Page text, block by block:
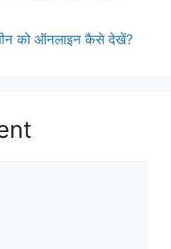
को ऑनलाइन कैसे देखें?